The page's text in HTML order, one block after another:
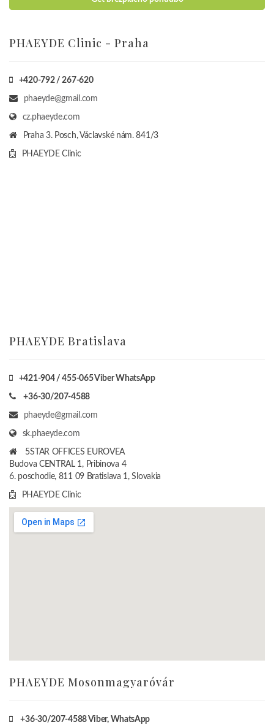
PHAEYDE Clinic - Praha
+420-792 / 267-620
phaeyde@gmail.com
cz.phaeyde.com
Praha 3. Posch, Václavské nám. 841/3
PHAEYDE Clinic
PHAEYDE Bratislava
+421-904 / 455-065 Viber WhatsApp
+36-30/207-4588
phaeyde@gmail.com
sk.phaeyde.com
5STAR OFFICES EUROVEA
Budova CENTRAL 1, Pribinova 4
6. poschodie, 811 09 Bratislava 1, Slovakia
PHAEYDE Clinic
PHAEYDE Mosonmagyaróvár
+36-30/207-4588Viber, WhatsApp